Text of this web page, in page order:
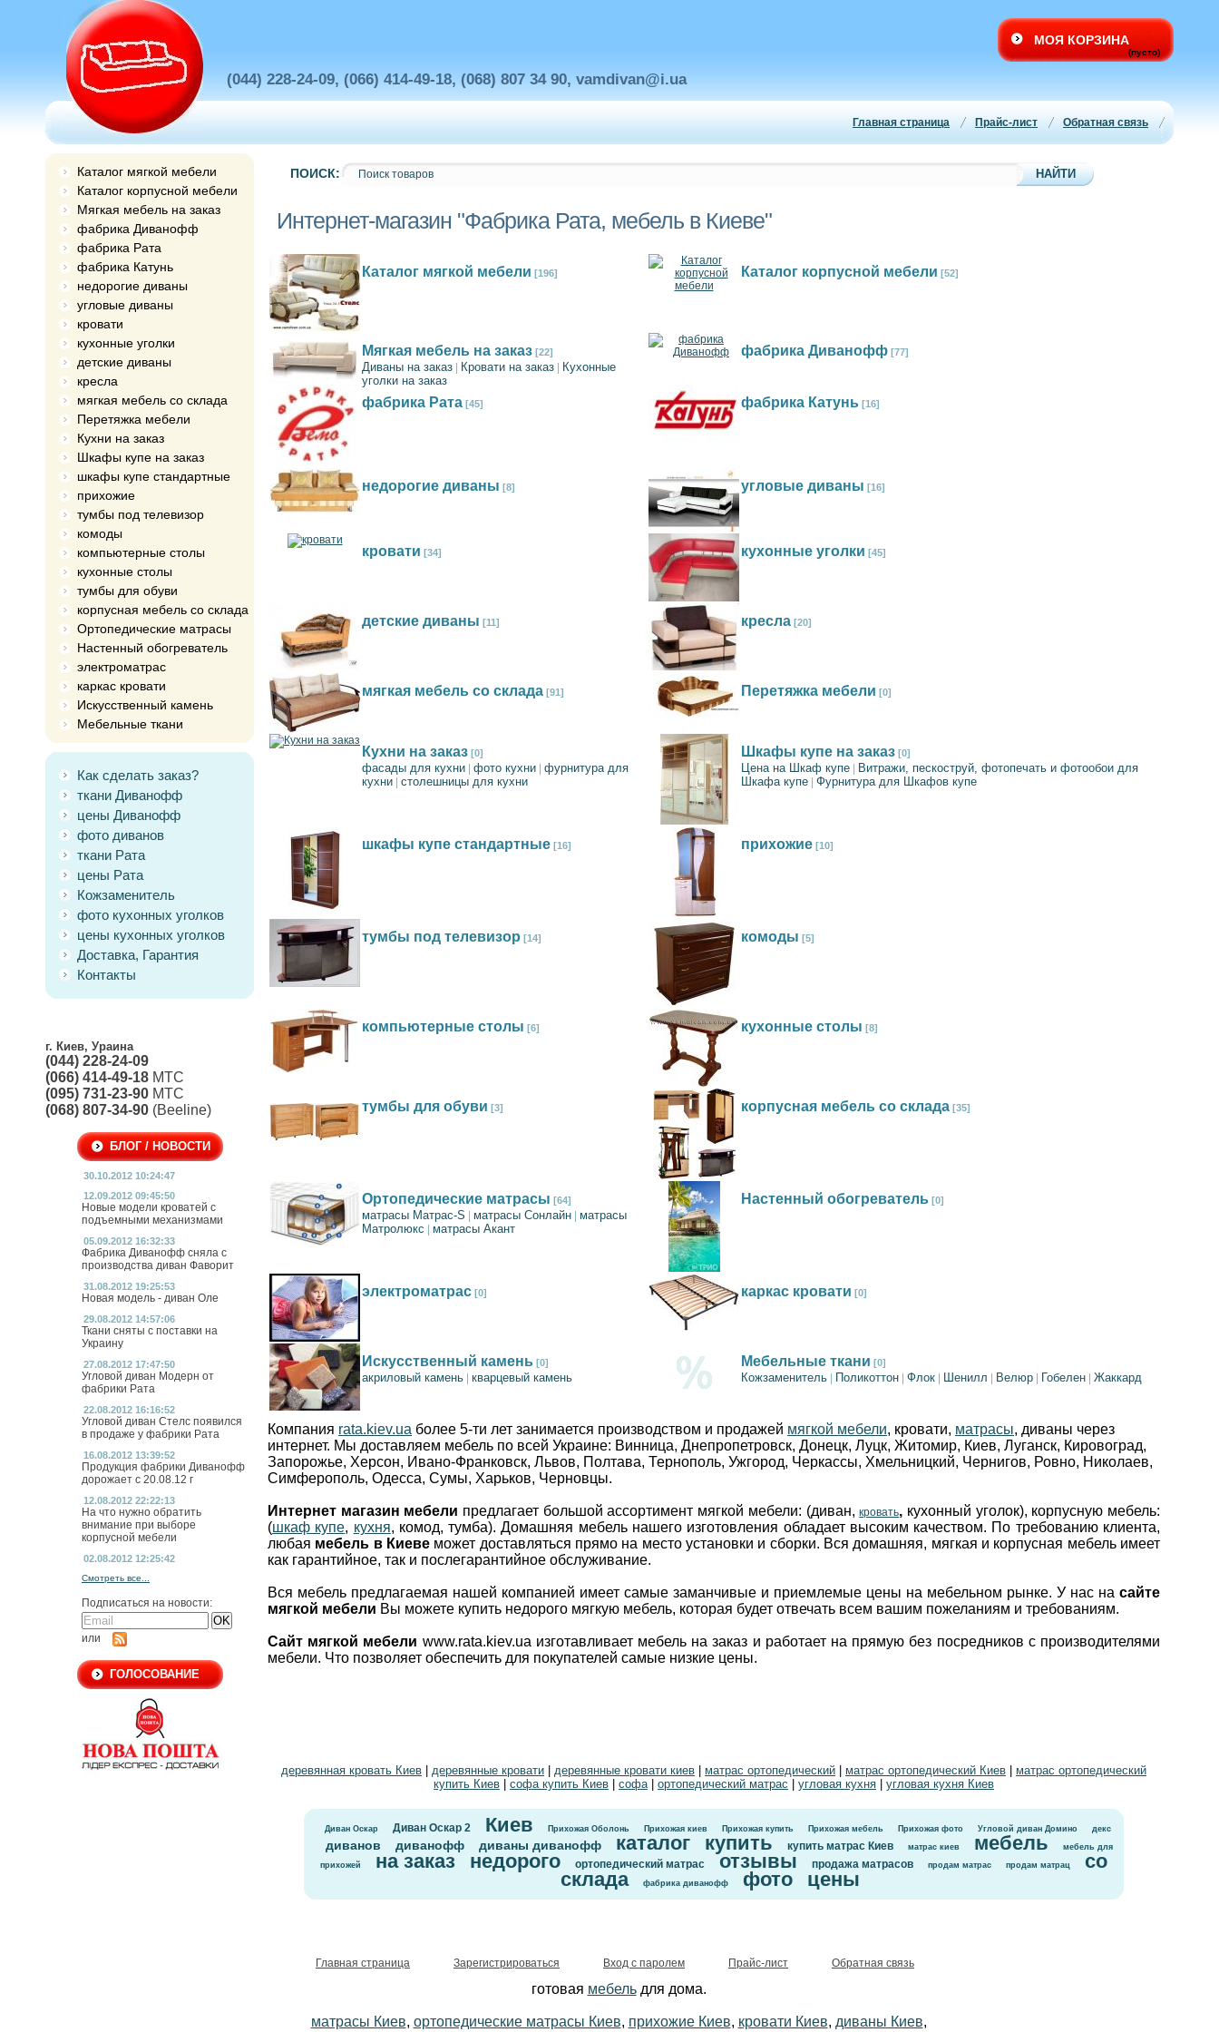
(044) 228-24-09, (066) 414-49-18, (068) 807 34 90, vamdivan@i.ua
МОЯ КОРЗИНА
(пусто)
Главная страница Прайс-лист Обратная связь
Каталог мягкой мебели
Каталог корпусной мебели
Мягкая мебель на заказ
фабрика Диванофф
фабрика Рата
фабрика Катунь
недорогие диваны
угловые диваны
кровати
кухонные уголки
детские диваны
кресла
мягкая мебель со склада
Перетяжка мебели
Кухни на заказ
Шкафы купе на заказ
шкафы купе стандартные
прихожие
тумбы под телевизор
комоды
компьютерные столы
кухонные столы
тумбы для обуви
корпусная мебель со склада
Ортопедические матрасы
Настенный обогреватель
электроматрас
каркас кровати
Искусственный камень
Мебельные ткани
Как сделать заказ?
ткани Диванофф
цены Диванофф
фото диванов
ткани Рата
цены Рата
Кожзаменитель
фото кухонных уголков
цены кухонных уголков
Доставка, Гарантия
Контакты
г. Киев, Ураина
(044) 228-24-09
(066) 414-49-18 МТС
(095) 731-23-90 МТС
(068) 807-34-90 (Beeline)
БЛОГ / НОВОСТИ
30.10.2012 10:24:47
12.09.2012 09:45:50
Новые модели кроватей с
подъемными механизмами
05.09.2012 16:32:33
Фабрика Диванофф сняла с
производства диван Фаворит
31.08.2012 19:25:53
Новая модель - диван Оле
29.08.2012 14:57:06
Ткани сняты с поставки на
Украину
27.08.2012 17:47:50
Угловой диван Модерн от
фабрики Рата
22.08.2012 16:16:52
Угловой диван Стелс появился
в продаже у фабрики Рата
16.08.2012 13:39:52
Продукция фабрики Диванофф
дорожает с 20.08.12 г
12.08.2012 22:22:13
На что нужно обратить
внимание при выборе
корпусной мебели
02.08.2012 12:25:42
Смотреть все...
Подписаться на новости:
или
ГОЛОСОВАНИЕ
ПОИСК:
Интернет-магазин "Фабрика Рата, мебель в Киеве"
Каталог мягкой мебели [196] Каталог корпусной мебели [52]
Мягкая мебель на заказ [22]
Диваны на заказ Кровати на заказ
Кухонные
уголки на заказ
фабрика Диванофф [77]
фабрика Рата [45] фабрика Катунь [16]
недорогие диваны [8] угловые диваны [16]
кровати [34] кухонные уголки [45]
детские диваны [11] кресла [20]
мягкая мебель со склада [91] Перетяжка мебели [0]
Кухни на заказ [0]
фасады для кухни фото кухни фурнитура для
кухни столешницы для кухни
Шкафы купе на заказ [0]
Цена на Шкаф купе
Витражи, пескоструй, фотопечать и фотообои для
Шкафа купе Фурнитура для Шкафов купе
шкафы купе стандартные [16] прихожие [10]
тумбы под телевизор [14] комоды [5]
компьютерные столы [6] кухонные столы [8]
тумбы для обуви [3] корпусная мебель со склада [35]
Ортопедические матрасы [64]
матрасы Матрас-S матрасы Сонлайн
матрасы
Матролюкс
матрасы Акант
Настенный обогреватель [0]
электроматрас [0] каркас кровати [0]
Искусственный камень [0]
акриловый камень кварцевый камень
Мебельные ткани [0]
Кожзаменитель Поликоттон Флок Шенилл Велюр Гобелен Жаккард
Компания rata.kiev.ua более 5-ти лет занимается производством и продажей мягкой мебели, кровати, матрасы, диваны через
интернет. Мы доставляем мебель по всей Украине: Винница, Днепропетровск, Донецк, Луцк, Житомир, Киев, Луганск, Кировоград,
Запорожье, Херсон, Ивано-Франковск, Львов, Полтава, Тернополь, Ужгород, Черкассы, Хмельницкий, Чернигов, Ровно, Николаев,
Симферополь, Одесса, Сумы, Харьков, Черновцы.
Интернет магазин мебели предлагает большой ассортимент мягкой мебели: (диван,кровать, кухонный уголок), корпусную мебель:
(шкаф купе, кухня, комод, тумба). Домашняя мебель нашего изготовления обладает высоким качеством. По требованию клиента,
любая мебель в Киеве может доставляться прямо на место установки и сборки. Вся домашняя, мягкая и корпусная мебель имеет
как гарантийное, так и послегарантийное обслуживание.
Вся мебель предлагаемая нашей компанией имеет самые заманчивые и приемлемые цены на мебельном рынке. У нас на сайте
мягкой мебели Вы можете купить недорого мягкую мебель, которая будет отвечать всем вашим пожеланиям и требованиям.
Сайт мягкой мебели www.rata.kiev.ua изготавливает мебель на заказ и работает на прямую без посредников с производителями
мебели. Что позволяет обеспечить для покупателей самые низкие цены.
деревянная кровать Киев деревянные кровати деревянные кровати киев матрас ортопедический матрас ортопедический Киев
матрас ортопедический
купить Киев
софа купить Киев софа| ортопедический матрас угловая кухня угловая кухня Киев
Диван Оскар Диван Оскар 2 Киев Прихожая Оболонь Прихожая киев Прихожая купить Прихожая мебель Прихожая фото Угловой диван Домино декс
диванов диванофф диваны диванофф каталог купить купить матрас Киев матрас киев мебель
мебель для
прихожей
на заказ недорого ортопедический матрас отзывы продажа матрасов продам матрас продам матрац
со
склада
фабрика диванофф фото цены
Главная страница Зарегистрироваться Вход с паролем Прайс-лист Обратная связь
готовая мебельдля дома.
матрасы Киев, ортопедические матрасы Киев, прихожие Киев, кровати Киев, диваны Киев,